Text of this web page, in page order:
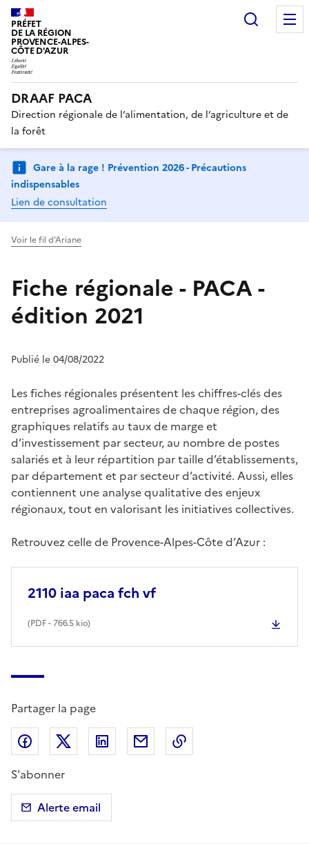
PRÉFET
DE LA RÉGION
PROVENCE-ALPES-
CÔTE D'AZUR
DRAAF PACA
Direction régionale de l’alimentation, de l’agriculture et de
la forêt
Gare à la rage ! Prévention 2026 - Précautions
indispensables
Lien de consultation
Voir le fil d'Ariane
Fiche régionale - PACA -
édition 2021
Publié le 04/08/2022
Les fiches régionales présentent les chiffres-clés des
entreprises agroalimentaires de chaque région, des
graphiques relatifs au taux de marge et
d’investissement par secteur, au nombre de postes
salariés et à leur répartition par taille d’établissements,
par département et par secteur d’activité. Aussi, elles
contiennent une analyse qualitative des enjeux
régionaux, tout en valorisant les initiatives collectives.
Retrouvez celle de Provence-Alpes-Côte d’Azur :
2110 iaa paca fch vf
(PDF- 766.5 kio)
Partager la page
Partager sur Facebook
Partager sur X (anciennement Twitter)
Partager sur LinkedIn
Partager par email
S'abonner
Alerte email